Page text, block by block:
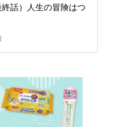
話）人生の冒険はつ